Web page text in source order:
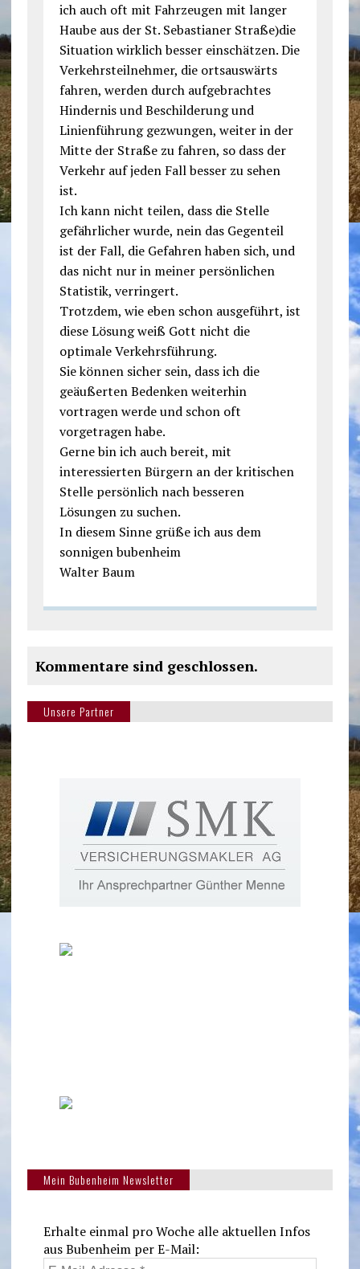
ich auch oft mit Fahrzeugen mit langer
Haube aus der St. Sebastianer Straße)die
Situation wirklich besser einschätzen. Die
Verkehrsteilnehmer, die ortsauswärts
fahren, werden durch aufgebrachtes
Hindernis und Beschilderung und
Linienführung gezwungen, weiter in der
Mitte der Straße zu fahren, so dass der
Verkehr auf jeden Fall besser zu sehen
ist.
Ich kann nicht teilen, dass die Stelle
gefährlicher wurde, nein das Gegenteil
ist der Fall, die Gefahren haben sich, und
das nicht nur in meiner persönlichen
Statistik, verringert.
Trotzdem, wie eben schon ausgeführt, ist
diese Lösung weiß Gott nicht die
optimale Verkehrsführung.
Sie können sicher sein, dass ich die
geäußerten Bedenken weiterhin
vortragen werde und schon oft
vorgetragen habe.
Gerne bin ich auch bereit, mit
interessierten Bürgern an der kritischen
Stelle persönlich nach besseren
Lösungen zu suchen.
In diesem Sinne grüße ich aus dem
sonnigen bubenheim
Walter Baum
Kommentare sind geschlossen.
Unsere Partner
Mein Bubenheim Newsletter
Erhalte einmal pro Woche alle aktuellen Infos
aus Bubenheim per E-Mail: